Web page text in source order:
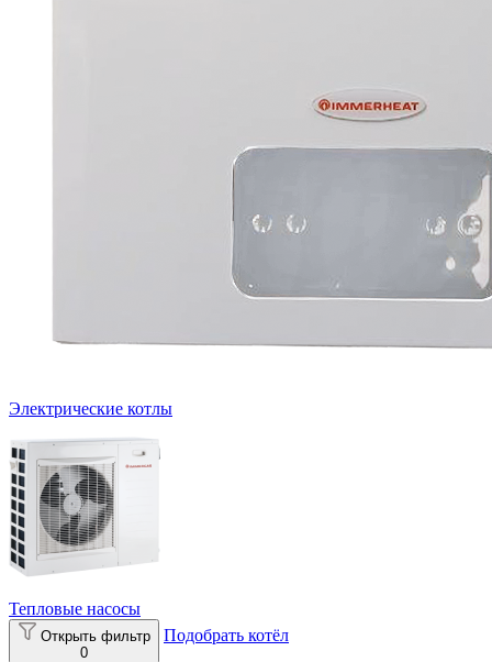
Электрические котлы
Тепловые насосы
Открыть фильтр
0
Подобрать котёл